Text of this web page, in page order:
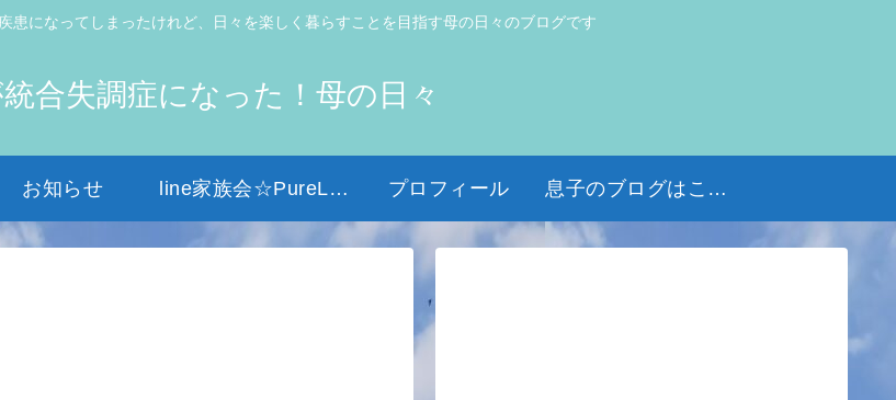
患になってしまったけれど、日々を楽しく暮らすことを目指す母の日々のブログです
合失調症になった！母の日々
お知らせ line家族会☆PureLight☆ プロフィール 息子のブログはこちら